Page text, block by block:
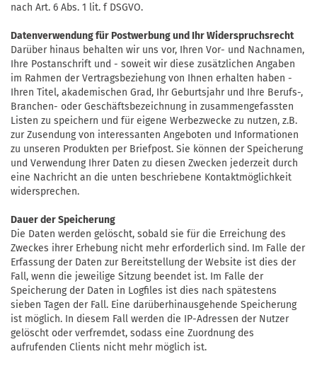
nach Art. 6 Abs. 1 lit. f DSGVO.
Datenverwendung für Postwerbung und Ihr Widerspruchsrecht
Darüber hinaus behalten wir uns vor, Ihren Vor- und Nachnamen,
Ihre Postanschrift und - soweit wir diese zusätzlichen Angaben
im Rahmen der Vertragsbeziehung von Ihnen erhalten haben -
Ihren Titel, akademischen Grad, Ihr Geburtsjahr und Ihre Berufs-,
Branchen- oder Geschäftsbezeichnung in zusammengefassten
Listen zu speichern und für eigene Werbezwecke zu nutzen, z.B.
zur Zusendung von interessanten Angeboten und Informationen
zu unseren Produkten per Briefpost. Sie können der Speicherung
und Verwendung Ihrer Daten zu diesen Zwecken jederzeit durch
eine Nachricht an die unten beschriebene Kontaktmöglichkeit
widersprechen.
Dauer der Speicherung
Die Daten werden gelöscht, sobald sie für die Erreichung des
Zweckes ihrer Erhebung nicht mehr erforderlich sind. Im Falle der
Erfassung der Daten zur Bereitstellung der Website ist dies der
Fall, wenn die jeweilige Sitzung beendet ist. Im Falle der
Speicherung der Daten in Logfiles ist dies nach spätestens
sieben Tagen der Fall. Eine darüberhinausgehende Speicherung
ist möglich. In diesem Fall werden die IP-Adressen der Nutzer
gelöscht oder verfremdet, sodass eine Zuordnung des
aufrufenden Clients nicht mehr möglich ist.